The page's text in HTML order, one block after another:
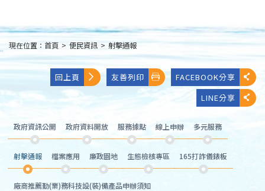
:::
現在位置： 首頁 > 便民資訊 > 射擊通報
回上頁 友善列印
FACEBOOK分享
LINE分享
政府資訊公開 政府資料開放 服務據點 線上申辦 多元服務
射擊通報 檔案應用 廉政園地 生態檢核專區 165打詐儀錶板
廠商推薦勤(業)務科技設(裝)備產品申辦須知